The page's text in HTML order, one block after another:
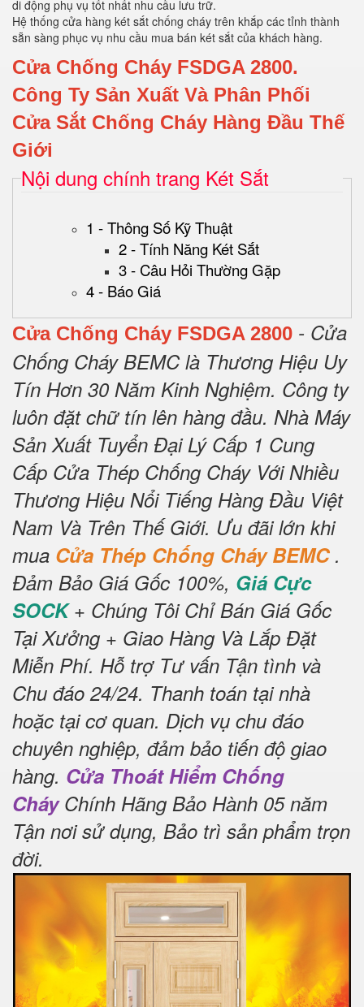
di động phụ vụ tốt nhất nhu cầu lưu trữ.
Hệ thống cửa hàng két sắt chống cháy trên khắp các tỉnh thành
sẵn sàng phục vụ nhu cầu mua bán két sắt của khách hàng.
Cửa Chống Cháy FSDGA 2800.
Công Ty Sản Xuất Và Phân Phối
Cửa Sắt Chống Cháy Hàng Đầu Thế
Giới
Nội dung chính trang Két Sắt
1 - Thông Số Kỹ Thuật
2 - Tính Năng Két Sắt
3 - Câu Hỏi Thường Gặp
4 - Báo Giá
Cửa Chống Cháy FSDGA 2800 - Cửa
Chống Cháy BEMC là Thương Hiệu Uy
Tín Hơn 30 Năm Kinh Nghiệm. Công ty
luôn đặt chữ tín lên hàng đầu. Nhà Máy
Sản Xuất Tuyển Đại Lý Cấp 1 Cung
Cấp Cửa Thép Chống Cháy Với Nhiều
Thương Hiệu Nổi Tiếng Hàng Đầu Việt
Nam Và Trên Thế Giới. Ưu đãi lớn khi
mua Cửa Thép Chống Cháy BEMC .
Đảm Bảo Giá Gốc 100%, Giá Cực
SOCK+ Chúng Tôi Chỉ Bán Giá Gốc
Tại Xưởng + Giao Hàng Và Lắp Đặt
Miễn Phí. Hỗ trợ Tư vấn Tận tình và
Chu đáo 24/24. Thanh toán tại nhà
hoặc tại cơ quan. Dịch vụ chu đáo
chuyên nghiệp, đảm bảo tiến độ giao
hàng. Cửa Thoát Hiểm Chống
CháyChính Hãng Bảo Hành 05 năm
Tận nơi sử dụng, Bảo trì sản phẩm trọn
đời.